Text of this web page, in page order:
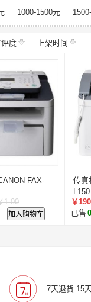
/CHANGHONG
索尼
奔图/PANTUM
金典/
希沃/seewo
中福/
/Kodak
日立/
北峰/BFDX
海
maxell
中银科技/BOCT
鸿合/HiteVision
沧田/
艾博德/iBoard
爱维达/EVADA
海易教
立象/ARGOX
/MAXSOUND
1000-1500元
度 上架时间
FAX-
1.00
加入购物车
传真
L150
￥
已售 0
7天退货 15